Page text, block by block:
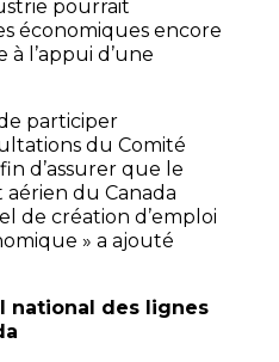
pourrait
économiques encore
l’appui d’une
participer
du Comité
d’assurer que le
du Canada
de création d’emploi
» a ajouté
national des lignes